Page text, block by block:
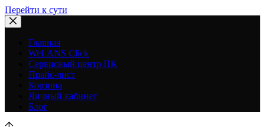
Перейти к сути
Главная
WeLANS Click
Сервисный центр ПК
Прайс-лист
Корзина
Личный кабинет
Блог